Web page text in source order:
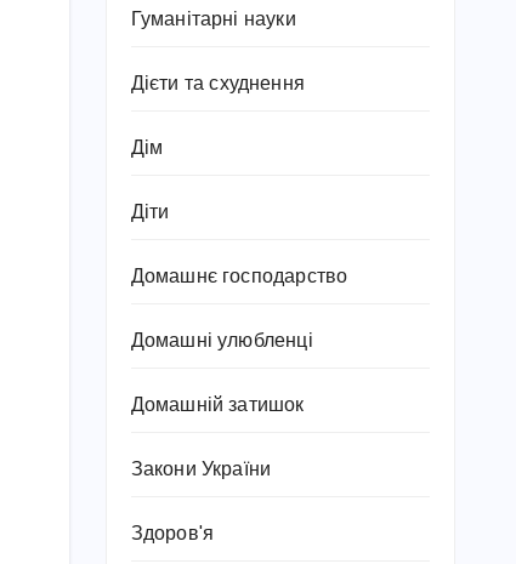
Гуманітарні науки
Дієти та схуднення
Дім
Діти
Домашнє господарство
Домашні улюбленці
Домашній затишок
Закони України
Здоров'я